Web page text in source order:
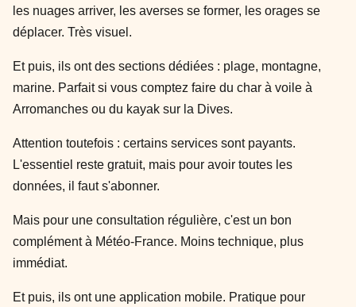
les nuages arriver, les averses se former, les orages se
déplacer. Très visuel.
Et puis, ils ont des sections dédiées : plage, montagne,
marine. Parfait si vous comptez faire du char à voile à
Arromanches ou du kayak sur la Dives.
Attention toutefois : certains services sont payants.
L'essentiel reste gratuit, mais pour avoir toutes les
données, il faut s'abonner.
Mais pour une consultation régulière, c'est un bon
complément à Météo-France. Moins technique, plus
immédiat.
Et puis, ils ont une application mobile. Pratique pour